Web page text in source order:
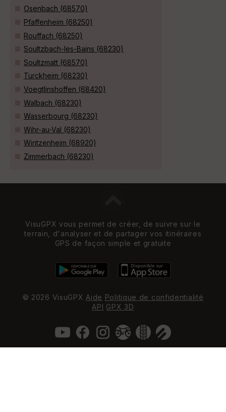
Osenbach (68570)
Pfaffenheim (68250)
Rouffach (68250)
Soultzbach-les-Bains (68230)
Soultzmatt (68570)
Turckheim (68230)
Voegtlinshoffen (68420)
Walbach (68230)
Wasserbourg (68230)
Wihr-au-Val (68230)
Wintzenheim (68920)
Zimmerbach (68230)
VisuGPX vous permet de créer, de suivre sur le
terrain, d'analyser et de partager vos itinéraires
GPS de façon simple et gratuite
© 2026 VisuGPX Aide Politique de confidentialité
API GPX 3D